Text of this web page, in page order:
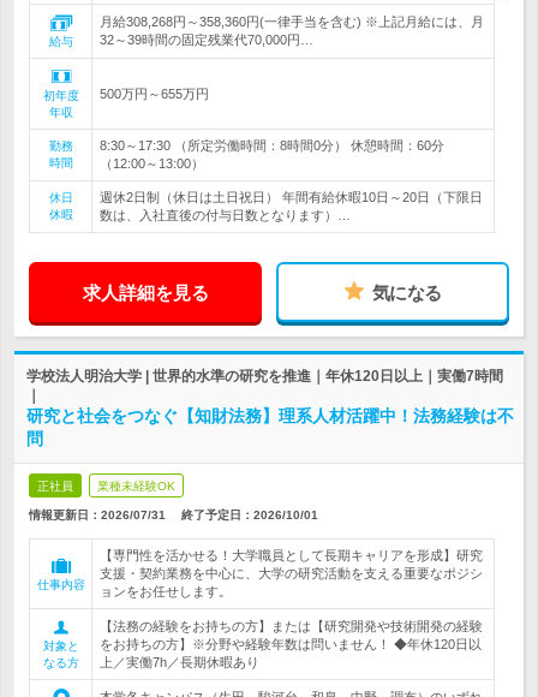
給与
月給308,268円～358,360円(一律手当を含む) ※上記月給には、月
32～39時間の固定残業代70,000円…
初年度
年収
500万円～655万円
勤務
時間
8:30～17:30 （所定労働時間：8時間0分） 休憩時間：60分
（12:00～13:00）
休日
休暇
週休2日制（休日は土日祝日） 年間有給休暇10日～20日（下限日
数は、入社直後の付与日数となります）…
求人詳細を見る 気になる
学校法人明治大学 | 世界的水準の研究を推進｜年休120日以上｜実働7時間
研究と社会をつなぐ【知財法務】理系人材活躍中！法務経験は不
問
正社員 業種未経験OK
情報更新日：2026/07/31 終了予定日： 2026/10/01
仕事内容
【専門性を活かせる！大学職員として長期キャリアを形成】研究
支援・契約業務を中心に、大学の研究活動を支える重要なポジシ
ョンをお任せします。
対象と
なる方
【法務の経験をお持ちの方】または【研究開発や技術開発の経験
をお持ちの方】※分野や経験年数は問いません！ ◆年休120日以
上／実働7h／長期休暇あり